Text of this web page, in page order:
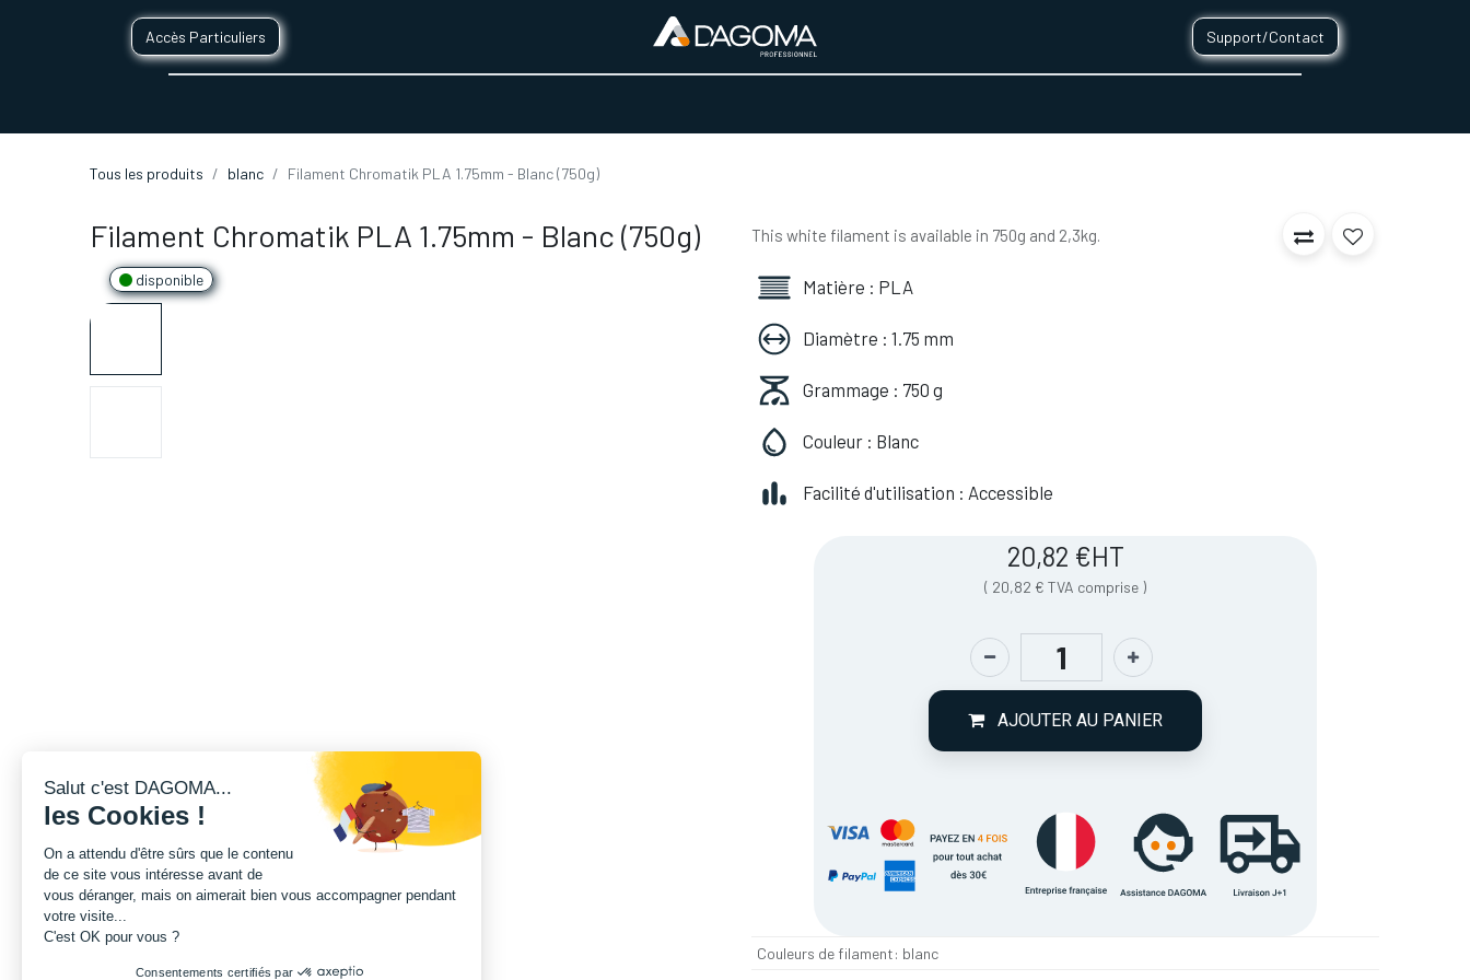
Accès Particuliers Support/Contact
Tous les produits blanc Filament Chromatik PLA 1.75mm - Blanc (750g)
Filament Chromatik PLA 1.75mm - Blanc (750g)
disponible
This white filament is available in 750g and 2,3kg.
Matière : PLA
Diamètre : 1.75 mm
Grammage : 750 g
Couleur : Blanc
Facilité d'utilisation : Accessible
20,82 €HT
( 20,82 € TVA comprise )
AJOUTER AU PANIER
Couleurs de filament: blanc
Salut c'est DAGOMA...
les Cookies !
On a attendu d'être sûrs que le contenu
de ce site vous intéresse avant de
vous déranger, mais on aimerait bien vous accompagner pendant
votre visite...
C'est OK pour vous ?
Consentements certifiés par